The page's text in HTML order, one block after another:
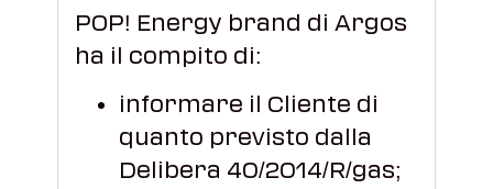
POP! Energy brand di Argos
ha il compito di:
informare il Cliente di
quanto previsto dalla
Delibera 40/2014/R/gas;